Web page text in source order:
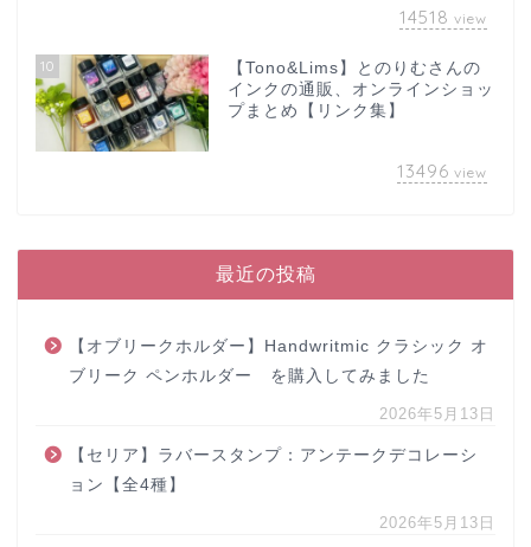
14518 view
10
【Tono&Lims】とのりむさんの
インクの通販、オンラインショッ
プまとめ【リンク集】
13496 view
最近の投稿
【オブリークホルダー】Handwritmic クラシック オ
ブリーク ペンホルダー を購入してみました
2026年5月13日
【セリア】ラバースタンプ：アンテークデコレーシ
ョン【全4種】
2026年5月13日